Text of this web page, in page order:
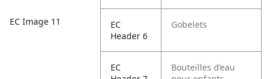
EC Image 11
EC
Header 6
Gobelets
EC
Bouteilles d’eau